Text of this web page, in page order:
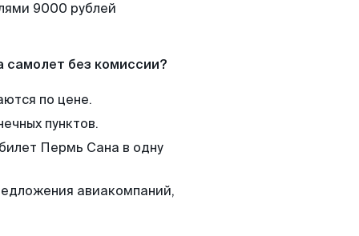
9000 рублей
самолет без комиссии?
по цене.
пунктов.
Пермь Сана в одну
авиакомпаний,